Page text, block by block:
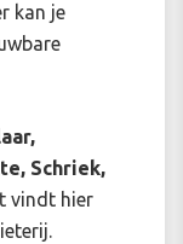
kan je
Schriek,
vindt hier